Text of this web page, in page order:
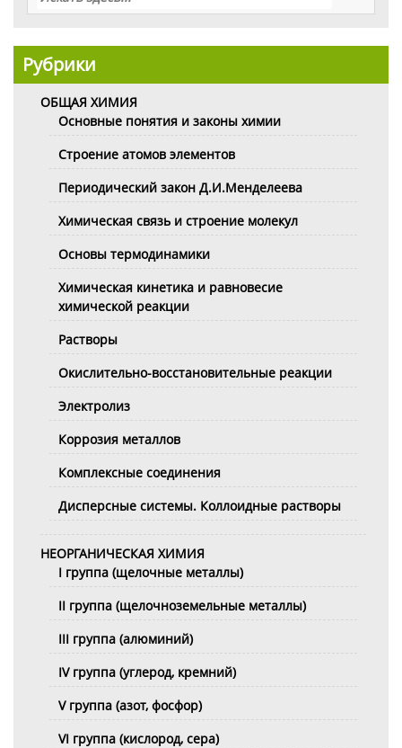
Рубрики
ОБЩАЯ ХИМИЯ
Основные понятия и законы химии
Строение атомов элементов
Периодический закон Д.И.Менделеева
Химическая связь и строение молекул
Основы термодинамики
Химическая кинетика и равновесие
химической реакции
Растворы
Окислительно-восстановительные реакции
Электролиз
Коррозия металлов
Комплексные соединения
Дисперсные системы. Коллоидные растворы
НЕОРГАНИЧЕСКАЯ ХИМИЯ
I группа (щелочные металлы)
II группа (щелочноземельные металлы)
III группа (алюминий)
IV группа (углерод, кремний)
V группа (азот, фосфор)
VI группа (кислород, сера)